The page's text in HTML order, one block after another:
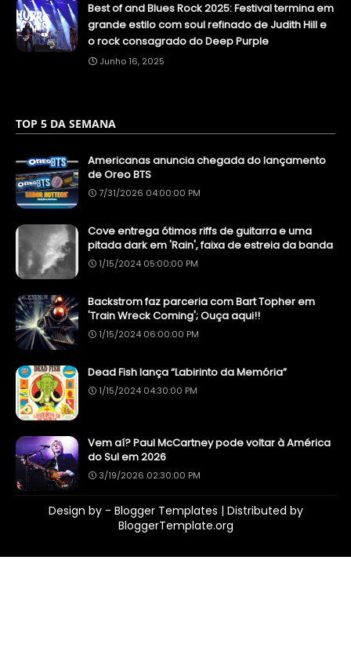
Best of and Blues Rock 2025: Festival termina em
grande estilo com soul refinado de Judith Hill e
o rock consagrado do Deep Purple
Junho 16, 2025
TOP 5 DA SEMANA
Americanas anuncia chegada do lançamento
de Oreo BTS
7/31/2026 04:00:00 PM
Cove entrega ótimos riffs de guitarra e uma
pitada dark em 'Rain', faixa de estreia da banda
1/15/2024 05:00:00 PM
Backstrom faz parceria com Bart Topher em
'Train Wreck Coming'; Ouça aqui!!
1/15/2024 06:00:00 PM
Dead Fish lança “Labirinto da Memória”
1/15/2024 04:30:00 PM
Vem aí? Paul McCartney pode voltar à América
do Sul em 2026
3/19/2026 02:30:00 PM
Design by - Blogger Templates | Distributed by
BloggerTemplate.org